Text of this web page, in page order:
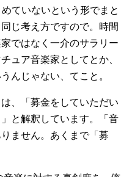
ていないという形でまと
じ考え方ですので。時間
ではなく一介のサラリー
ュア音楽家としてとか、
んじゃない、てこと。
、「募金をしていただい
と解釈しています。「音
ません。あくまで「募